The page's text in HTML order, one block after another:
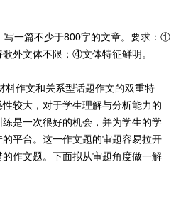
一篇不少于800字的文章。要求：①
外文体不限；④文体特征鲜明。
料作文和关系型话题作文的双重特
较大，对于学生理解与分析能力的
是一次很好的机会，并为学生的学
平台。这一作文题的审题容易拉开
作文题。下面拟从审题角度做一解